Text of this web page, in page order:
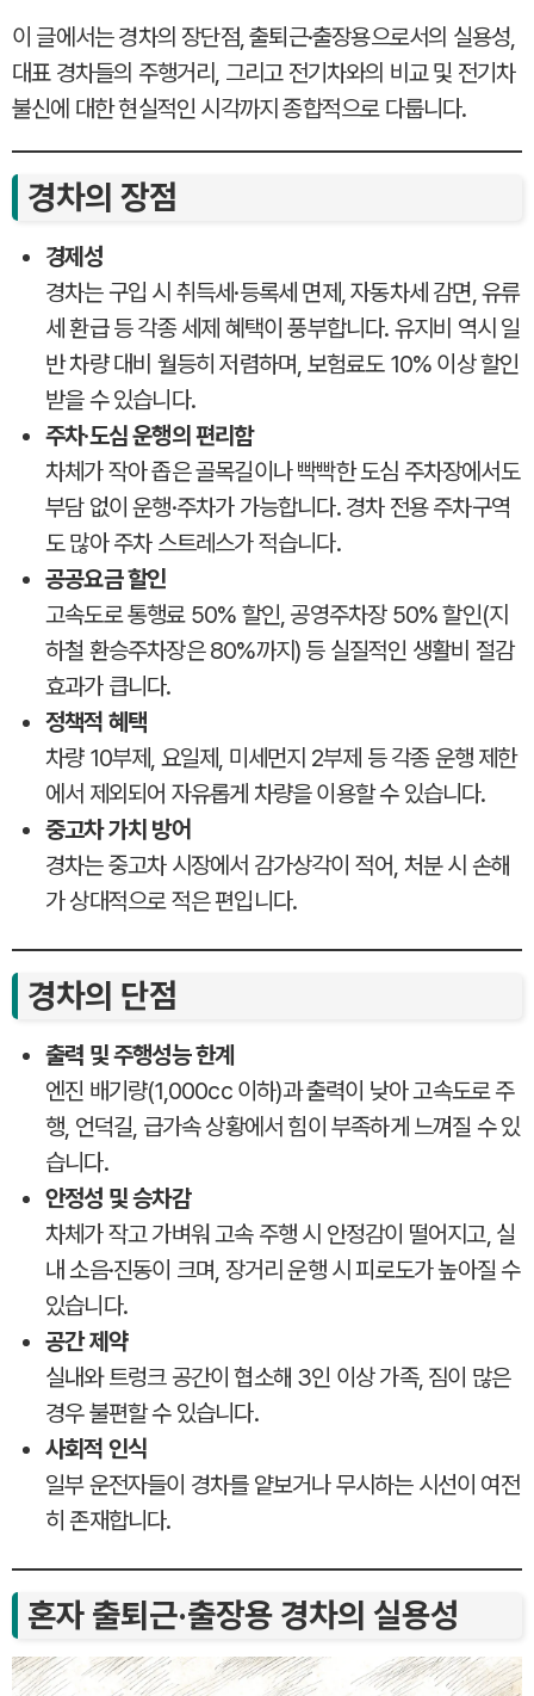
이 글에서는 경차의 장단점, 출퇴근·출장용으로서의 실용성,
대표 경차들의 주행거리, 그리고 전기차와의 비교 및 전기차
불신에 대한 현실적인 시각까지 종합적으로 다룹니다.
경차의 장점
경제성
경차는 구입 시 취득세·등록세 면제, 자동차세 감면, 유류
세 환급 등 각종 세제 혜택이 풍부합니다. 유지비 역시 일
반 차량 대비 월등히 저렴하며, 보험료도 10% 이상 할인
받을 수 있습니다.
주차·도심 운행의 편리함
차체가 작아 좁은 골목길이나 빡빡한 도심 주차장에서도
부담 없이 운행·주차가 가능합니다. 경차 전용 주차구역
도 많아 주차 스트레스가 적습니다.
공공요금 할인
고속도로 통행료 50% 할인, 공영주차장 50% 할인(지
하철 환승주차장은 80%까지) 등 실질적인 생활비 절감
효과가 큽니다.
정책적 혜택
차량 10부제, 요일제, 미세먼지 2부제 등 각종 운행 제한
에서 제외되어 자유롭게 차량을 이용할 수 있습니다.
중고차 가치 방어
경차는 중고차 시장에서 감가상각이 적어, 처분 시 손해
가 상대적으로 적은 편입니다.
경차의 단점
출력 및 주행성능 한계
엔진 배기량(1,000cc 이하)과 출력이 낮아 고속도로 주
행, 언덕길, 급가속 상황에서 힘이 부족하게 느껴질 수 있
습니다.
안정성 및 승차감
차체가 작고 가벼워 고속 주행 시 안정감이 떨어지고, 실
내 소음·진동이 크며, 장거리 운행 시 피로도가 높아질 수
있습니다.
공간 제약
실내와 트렁크 공간이 협소해 3인 이상 가족, 짐이 많은
경우 불편할 수 있습니다.
사회적 인식
일부 운전자들이 경차를 얕보거나 무시하는 시선이 여전
히 존재합니다.
혼자 출퇴근·출장용 경차의 실용성